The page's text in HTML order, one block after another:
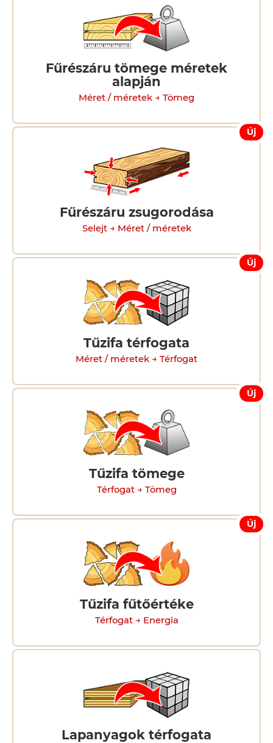
Fűrészáru tömege méretek
alapján
Méret / méretek → Tömeg
Új
Fűrészáru zsugorodása
Selejt → Méret / méretek
Új
Tűzifa térfogata
Méret / méretek → Térfogat
Új
Tűzifa tömege
Térfogat → Tömeg
Új
Tűzifa fűtőértéke
Térfogat → Energia
Lapanyagok térfogata